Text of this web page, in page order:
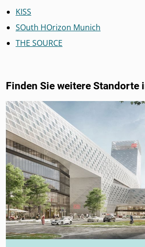
KISS
SOuth HOrizon Munich
THE SOURCE
Finden Sie weitere Standorte